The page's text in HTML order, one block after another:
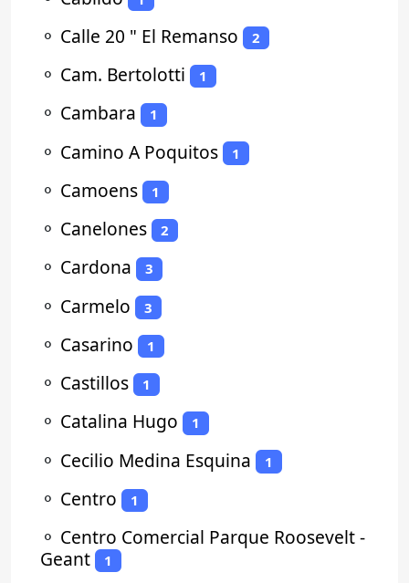
⚬ Calle 20 " El Remanso 2
⚬ Cam. Bertolotti 1
⚬ Cambara 1
⚬ Camino A Poquitos 1
⚬ Camoens 1
⚬ Canelones 2
⚬ Cardona 3
⚬ Carmelo 3
⚬ Casarino 1
⚬ Castillos 1
⚬ Catalina Hugo 1
⚬ Cecilio Medina Esquina 1
⚬ Centro 1
⚬ Centro Comercial Parque Roosevelt -
Geant
1